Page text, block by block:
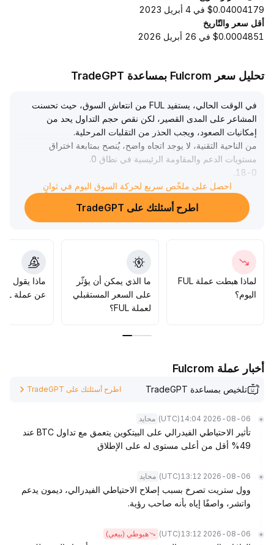
$0.04004179 في 4 أبريل 2023
أقل سعر والتّاريخ
$0.0004851 في 26 أبريل 2026
تحليل سعر Fulcrom بمساعدة TradeGPT
في الوقت الحالي، يستفيد FUL من انتعاش السوق، حيث تحسنت
المشاعر على المدى القصير، لكن نقص حجم التداول يحد من
إمكانيات الصعود، ويجب الحذر من التقلبات المرحلية.
من الناحية التقنية، لا يوجد اتجاه واضح، يُنصح بمتابعة اختراق
مستويات الدعم والمقاومة الرئيسية في نطاق 0
.
18-0
.
لا يزال الأداء على المدى المتوسط والطويل يعتمد على الأسس
التي يقوم عليها المشروع وتطبيقه في النظام البيئي، ويجب على
النصيحة العامة هي التحلي بالحذر والمراقبة، ويفضل الشراء عند
الانخفاض مع التحقق من الأسس .
احصل على ملخّص سريع لحركة السوق اليوم في ثوانٍ
اطرح أسئلتك على TradeGPT
لماذا هبطت عملة FUL
اليوم؟
ما الذي يمكن أن يؤثّر
على السعر المستقبلي
لعملة FUL؟
ماذا يقول
عن عملة FUL؟
أخبار عملة Fulcrom
تلخيص بمساعدة TradeGPT اطرح أسئلتك على TradeGPT
2026-08-06 14:04
(UTC) محايد
تأثير الاحتياطي الفيدرالي على البيتكوين يتعمق مع تداول BTC عند
49% أقل من أعلى مستوى له على الإطلاق
2026-08-06 13:12
(UTC) محايد
وول ستريت تصرخ بسبب إصلاح الاحتياطي الفيدرالي، ديمون يدعم
واتشر، واصفًا إياه بأنه صاحب رؤية.
2026-08-06 13:12
(UTC) هبوطي (بيعي)